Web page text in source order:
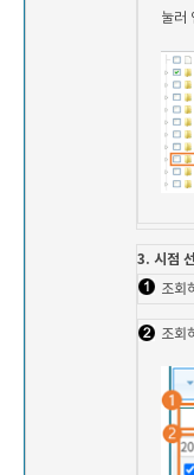
눌러
3. 시점
조회
조회